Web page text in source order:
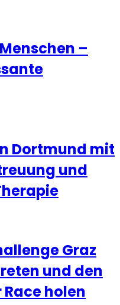
–
Dortmund mit
und
Graz
und den
holen